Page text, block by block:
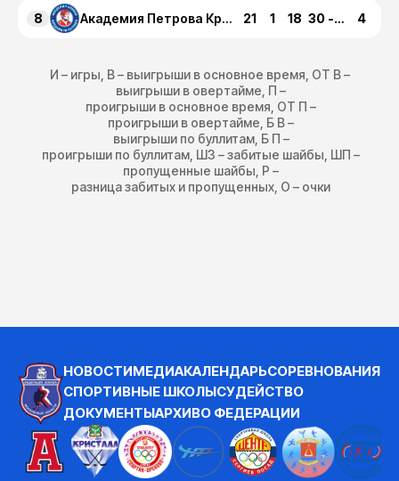
8 Академия Петрова Красногорск 21 1 18 30 -67 4
И – игры, В – выигрыши в основное время, ОТ В –
выигрыши в овертайме, П –
проигрыши в основное время, ОТ П –
проигрыши в овертайме, Б В –
выигрыши по буллитам, Б П –
проигрыши по буллитам, ШЗ – забитые шайбы, ШП –
пропущенные шайбы, Р –
разница забитых и пропущенных, О – очки
НОВОСТИМЕДИАКАЛЕНДАРЬСОРЕВНОВАНИЯ
СПОРТИВНЫЕ ШКОЛЫСУДЕЙСТВО
ДОКУМЕНТЫАРХИВО ФЕДЕРАЦИИ